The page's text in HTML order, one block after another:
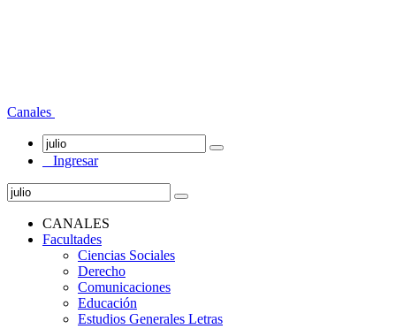
Canales
Ingresar
CANALES
Facultades
Ciencias Sociales
Derecho
Comunicaciones
Educación
Estudios Generales Letras